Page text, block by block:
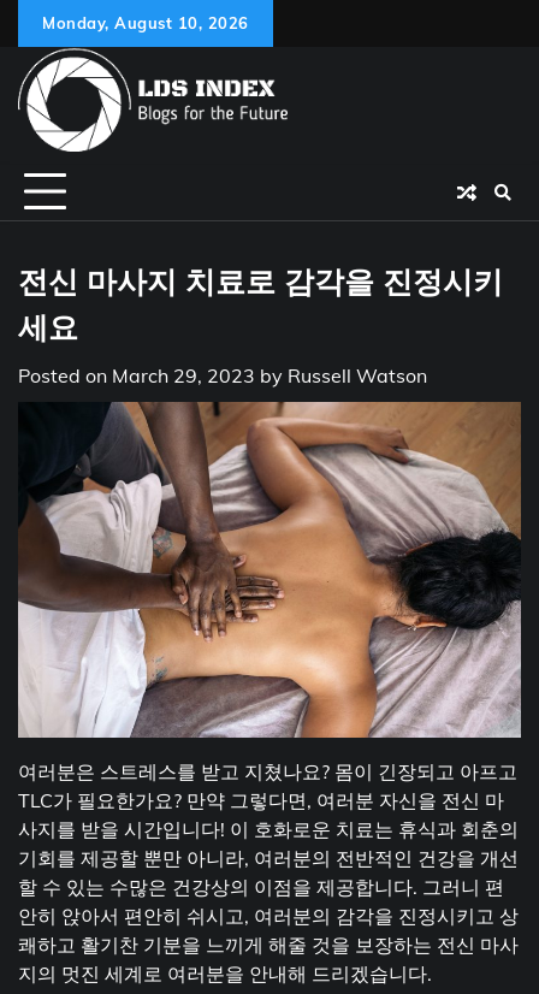
content
Monday, August 10, 2026
전신 마사지 치료로 감각을 진정시키
세요
Posted on March 29, 2023 by Russell Watson
여러분은 스트레스를 받고 지쳤나요? 몸이 긴장되고 아프고
TLC가 필요한가요? 만약 그렇다면, 여러분 자신을 전신 마
사지를 받을 시간입니다! 이 호화로운 치료는 휴식과 회춘의
기회를 제공할 뿐만 아니라, 여러분의 전반적인 건강을 개선
할 수 있는 수많은 건강상의 이점을 제공합니다. 그러니 편
안히 앉아서 편안히 쉬시고, 여러분의 감각을 진정시키고 상
쾌하고 활기찬 기분을 느끼게 해줄 것을 보장하는 전신 마사
지의 멋진 세계로 여러분을 안내해 드리겠습니다.